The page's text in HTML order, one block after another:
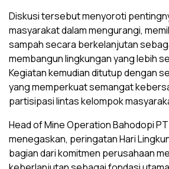
Diskusi tersebut menyoroti
masyarakat dalam mengurangi,
sampah secara berkelanjutan
membangun lingkungan yang lebih
Kegiatan kemudian ditutup dengan
yang memperkuat semangat
partisipasi lintas kelompok
Head of Mine Operation Bahodopi
menegaskan, peringatan Hari
bagian dari komitmen perusahaan